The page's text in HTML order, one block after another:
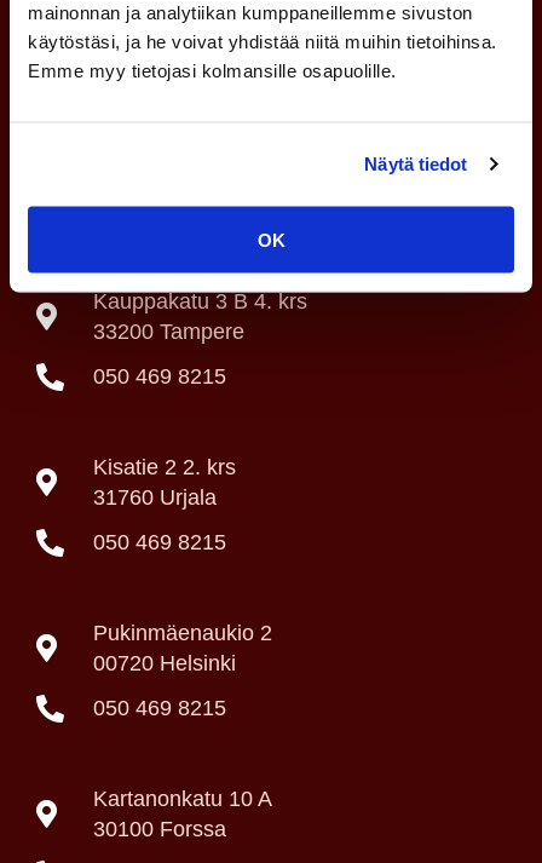
mainonnan ja analytiikan kumppaneillemme sivuston
käytöstäsi, ja he voivat yhdistää niitä muihin tietoihinsa.
Emme myy tietojasi kolmansille osapuolille.
Näytä tiedot
OK
Asianajotoimisto
Tammer-Juristit Oy
Lähetä turvapostia
Kauppakatu 3 B 4. krs
33200 Tampere
050 469 8215
Kisatie 2 2. krs
31760 Urjala
050 469 8215
Pukinmäenaukio 2
00720 Helsinki
050 469 8215
Kartanonkatu 10 A
30100 Forssa